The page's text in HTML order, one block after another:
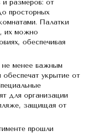
и размеров: от
просторных
Палатки
их можно
обеспечивая
не менее важным
укрытие от
для организации
защищая от
прошли